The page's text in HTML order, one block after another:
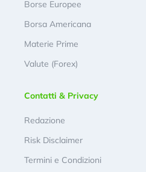
Borse Europee
Borsa Americana
Materie Prime
Valute (Forex)
Contatti & Privacy
Redazione
Risk Disclaimer
Termini e Condizioni